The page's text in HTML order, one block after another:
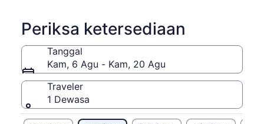
Periksa ketersediaan
Tanggal
Kam, 6 Agu - Kam, 20 Agu
Traveler
1 Dewasa